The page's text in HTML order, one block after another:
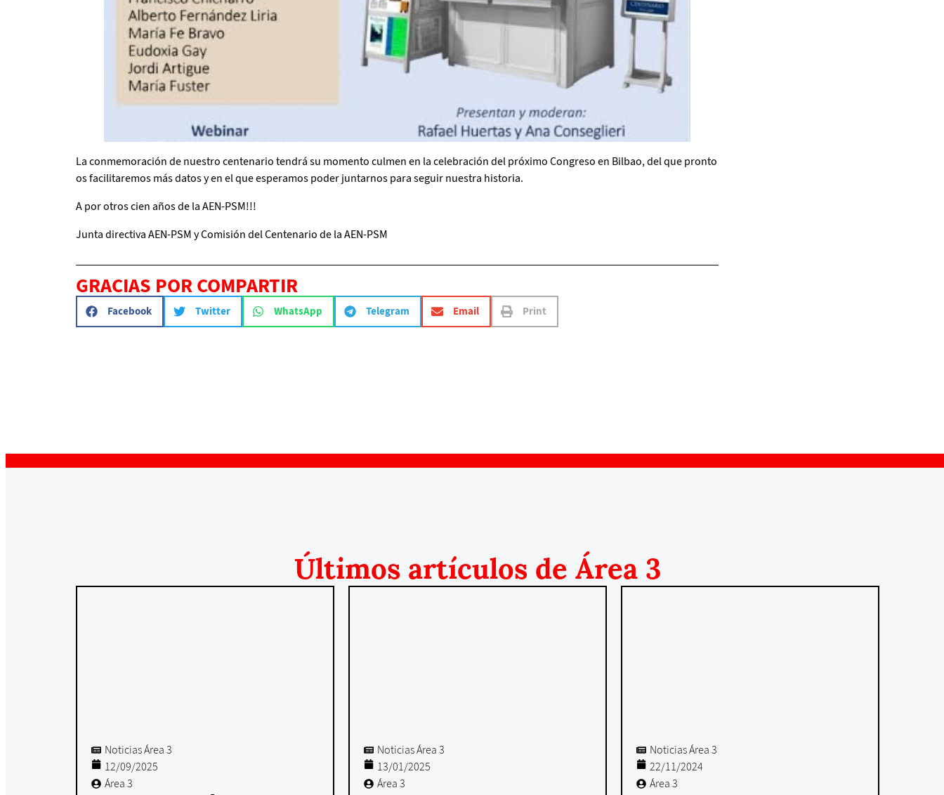
La conmemoración de nuestro centenario tendrá su momento culmen en la celebración del próximo Congreso en Bilbao, del que pronto
os facilitaremos más datos y en el que esperamos poder juntarnos para seguir nuestra historia.
A por otros cien años de la AEN-PSM!!!
Junta directiva AEN-PSM y Comisión del Centenario de la AEN-PSM
GRACIAS POR COMPARTIR
Facebook Twitter WhatsApp Telegram Email Print
Últimos artículos de Área 3
Noticias Área 3
12/09/2025
Área 3
Noticias Área 3
13/01/2025
Área 3
Noticias Área 3
22/11/2024
Área 3